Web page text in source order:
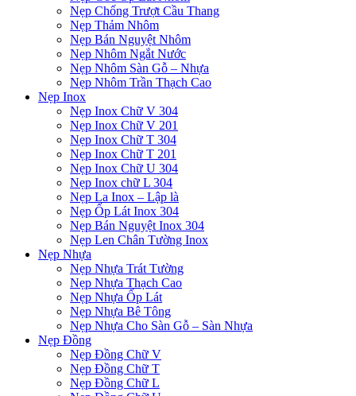
Nẹp Chống Trượt Cầu Thang
Nẹp Thảm Nhôm
Nẹp Bán Nguyệt Nhôm
Nẹp Nhôm Ngắt Nước
Nẹp Nhôm Sàn Gỗ – Nhựa
Nẹp Nhôm Trần Thạch Cao
Nẹp Inox
Nẹp Inox Chữ V 304
Nẹp Inox Chữ V 201
Nẹp Inox Chữ T 304
Nẹp Inox Chữ T 201
Nẹp Inox Chữ U 304
Nẹp Inox chữ L 304
Nẹp La Inox – Lập là
Nẹp Ốp Lát Inox 304
Nẹp Bán Nguyệt Inox 304
Nẹp Len Chân Tường Inox
Nẹp Nhựa
Nẹp Nhựa Trát Tường
Nẹp Nhựa Thạch Cao
Nẹp Nhựa Ốp Lát
Nẹp Nhựa Bê Tông
Nẹp Nhựa Cho Sàn Gỗ – Sàn Nhựa
Nẹp Đồng
Nẹp Đồng Chữ V
Nẹp Đồng Chữ T
Nẹp Đồng Chữ L